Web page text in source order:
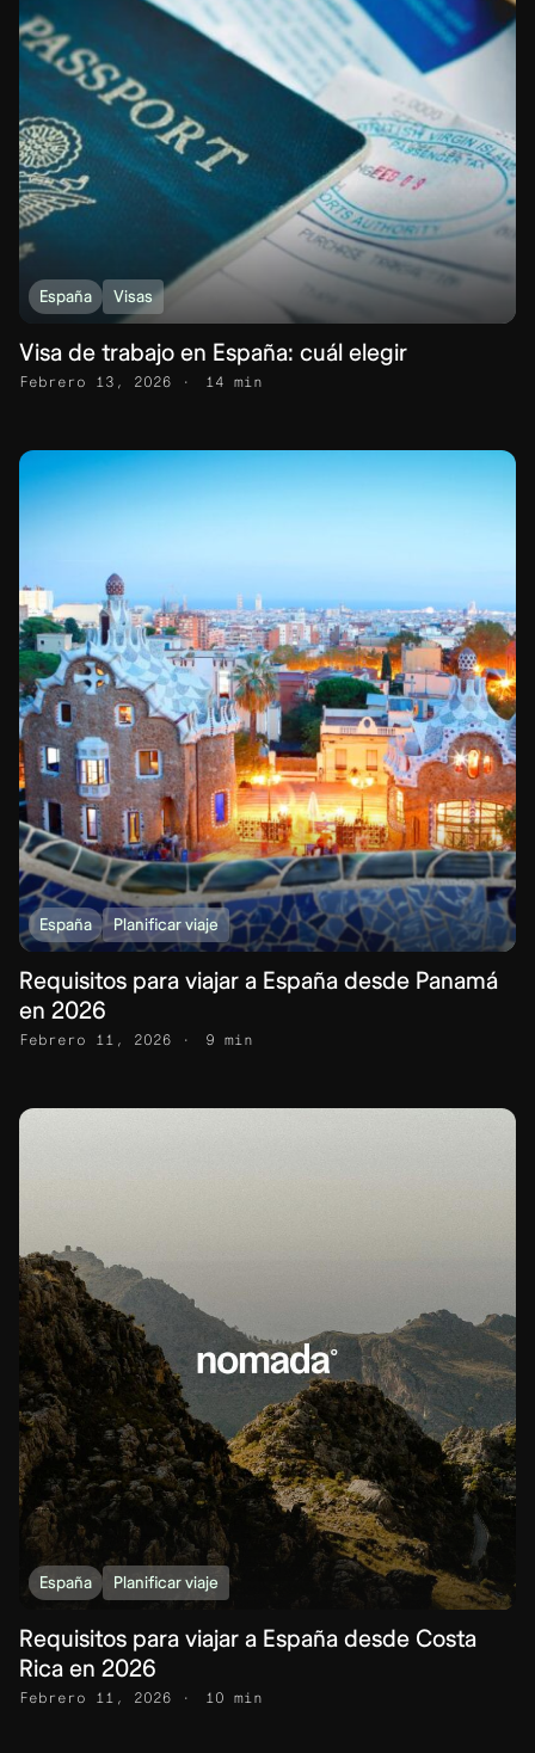
España Visas
Visa de trabajo en España: cuál elegir
Febrero 13, 2026 14 min
España Planificar viaje
Requisitos para viajar a España desde Panamá
en 2026
Febrero 11, 2026 9 min
España Planificar viaje
Requisitos para viajar a España desde Costa
Rica en 2026
Febrero 11, 2026 10 min